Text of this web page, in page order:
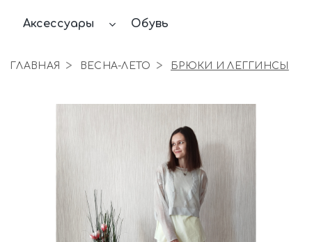
Аксессуары Обувь
ГЛАВНАЯ ВЕСНА-ЛЕТО БРЮКИ И ЛЕГГИНСЫ